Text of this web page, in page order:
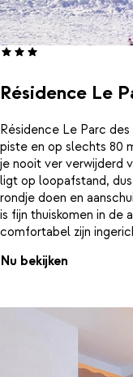
Résidence Le
Résidence Le Parc
piste en op slechts 80
je nooit ver verwijderd
ligt op loopafstand,
rondje doen en
is fijn thuiskomen in de
comfortabel zijn
appartement heb je
heeft elk appartement
Nu bekijken